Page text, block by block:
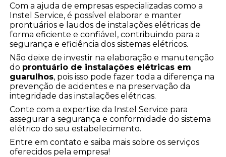
Com a ajuda de empresas especializadas como a
Instel Service, é possível elaborar e manter
prontuários e laudos de instalações elétricas de
forma eficiente e confiável, contribuindo para a
segurança e eficiência dos sistemas elétricos.
Não deixe de investir na elaboração e manutenção
do prontuário de instalações elétricas em
guarulhos, pois isso pode fazer toda a diferença na
prevenção de acidentes e na preservação da
integridade das instalações elétricas.
Conte com a expertise da Instel Service para
assegurar a segurança e conformidade do sistema
elétrico do seu estabelecimento.
Entre em contato e saiba mais sobre os serviços
oferecidos pela empresa!